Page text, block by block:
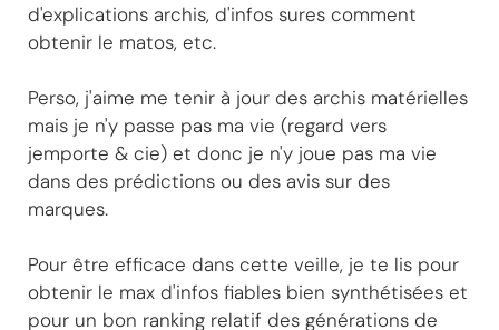
d'explications archis, d'infos sures comment
obtenir le matos, etc.
Perso, j'aime me tenir à jour des archis matérielles
mais je n'y passe pas ma vie (regard vers
jemporte & cie) et donc je n'y joue pas ma vie
dans des prédictions ou des avis sur des
marques.
Pour être efficace dans cette veille, je te lis pour
obtenir le max d'infos fiables bien synthétisées et
pour un bon ranking relatif des générations de